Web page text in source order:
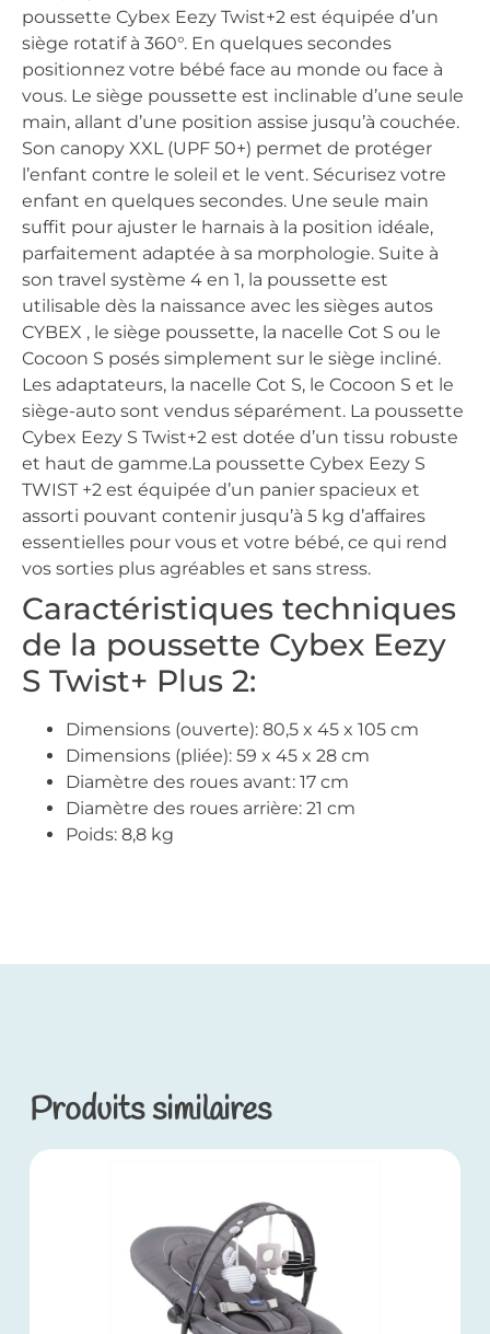
poussette Cybex Eezy Twist+2 est équipée d’un
siège rotatif à 360°. En quelques secondes
positionnez votre bébé face au monde ou face à
vous. Le siège poussette est inclinable d’une seule
main, allant d’une position assise jusqu’à couchée.
Son canopy XXL (UPF 50+) permet de protéger
l’enfant contre le soleil et le vent. Sécurisez votre
enfant en quelques secondes. Une seule main
suffit pour ajuster le harnais à la position idéale,
parfaitement adaptée à sa morphologie. Suite à
son travel système 4 en 1, la poussette est
utilisable dès la naissance avec les sièges autos
CYBEX , le siège poussette, la nacelle Cot S ou le
Cocoon S posés simplement sur le siège incliné.
Les adaptateurs, la nacelle Cot S, le Cocoon S et le
siège-auto sont vendus séparément. La poussette
Cybex Eezy S Twist+2 est dotée d’un tissu robuste
et haut de gamme.La poussette Cybex Eezy S
TWIST +2 est équipée d’un panier spacieux et
assorti pouvant contenir jusqu’à 5 kg d’affaires
essentielles pour vous et votre bébé, ce qui rend
vos sorties plus agréables et sans stress.
Caractéristiques techniques
de la poussette Cybex Eezy
S Twist+ Plus 2:
Dimensions (ouverte): 80,5 x 45 x 105 cm
Dimensions (pliée): 59 x 45 x 28 cm
Diamètre des roues avant: 17 cm
Diamètre des roues arrière: 21 cm
Poids: 8,8 kg
Produits similaires